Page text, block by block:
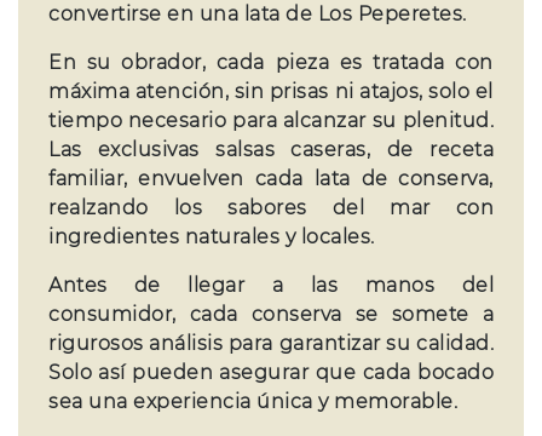
convertirse en una lata de Los Peperetes.
En su obrador, cada pieza es tratada con
máxima atención, sin prisas ni atajos, solo el
tiempo necesario para alcanzar su plenitud.
Las exclusivas salsas caseras, de receta
familiar, envuelven cada lata de conserva,
realzando los sabores del mar con
ingredientes naturales y locales.
Antes de llegar a las manos del
consumidor, cada conserva se somete a
rigurosos análisis para garantizar su calidad.
Solo así pueden asegurar que cada bocado
sea una experiencia única y memorable.